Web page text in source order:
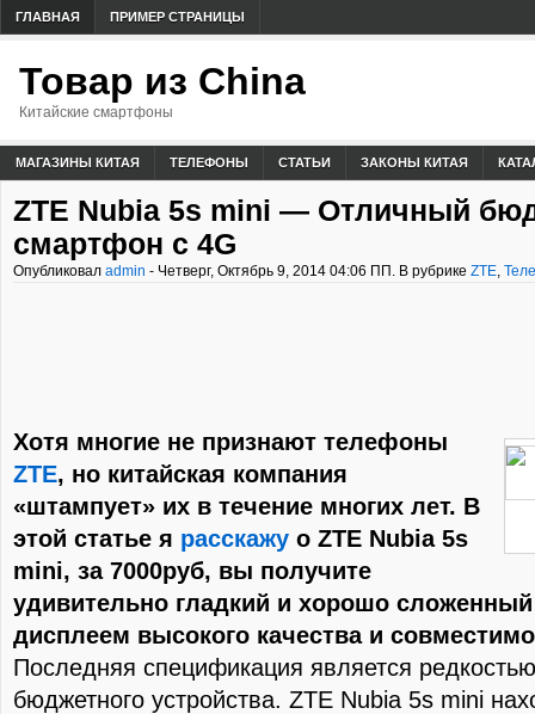
ГЛАВНАЯ ПРИМЕР СТРАНИЦЫ
Товар из China
Китайские смартфоны
МАГАЗИНЫ КИТАЯ ТЕЛЕФОНЫ СТАТЬИ ЗАКОНЫ КИТАЯ
ZTE Nubia 5s mini — Отличный
смартфон с 4G
Опубликовал admin - Четверг, Октябрь 9, 2014 04:06 ПП. В рубрике ZTE,
Хотя многие не признают телефоны
ZTE, но китайская компания
«штампует» их в течение многих лет. В
этой статье я расскажу о ZTE Nubia 5s
mini, за 7000руб, вы получите
удивительно гладкий и хорошо
дисплеем высокого качества и
Последняя спецификация является
бюджетного устройства. ZTE Nubia 5s mini